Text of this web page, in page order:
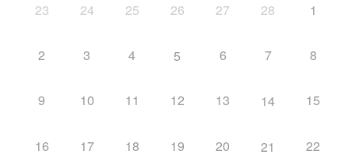
23 24 25 26 27 28 1
2 3 4 5 6 7 8
9 10 11 12 13 14 15
16 17 18 19 20 21 22